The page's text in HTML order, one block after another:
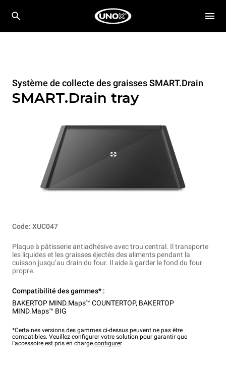
Système de collecte des graisses SMART.Drain
SMART.Drain tray
Code: XUC047
Plaque à pâtisserie antiadhésive avec trou central. Il transporte
les liquides et les graisses éjectés des aliments pendant la
cuisson jusqu’au drain du four. Il aide à garder le fond du four
propre.
Compatibilité des gammes* :
BAKERTOP MIND.Maps™ COUNTERTOP, BAKERTOP
MIND.Maps™ BIG
*Certaines versions des gammes ci-dessus peuvent ne pas être
compatibles. Veuillez configurer votre solution pour garantir que
l'accessoire est pris en charge.configurer